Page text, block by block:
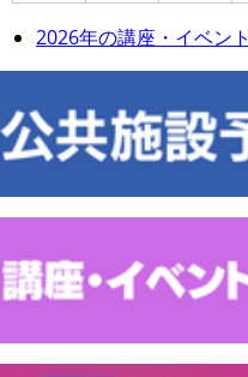
2026年の講座・イベント